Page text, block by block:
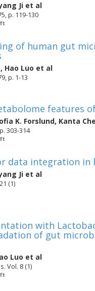
Ji et al
p. 119-130
of human gut
, Hao Luo et al
p. 1-13
features
K. Forslund, Kanta
303-314
data integration
Ji et al
(1)
with
of gut
Luo et al
Vol. 8 (1)